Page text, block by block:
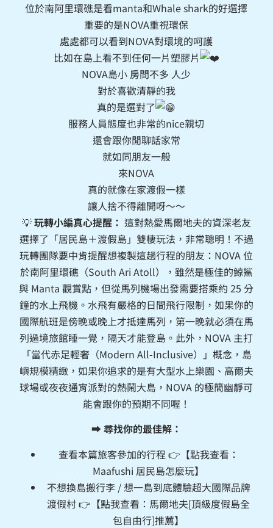
位於南阿里環礁是看manta和Whale shark的好選擇
重要的是NOVA重視環保
處處都可以看到NOVA對環境的呵護
比如在島上看不到任何一片塑膠片
NOVA島小 房間不多 人少
對於喜歡清靜的我
真的是選對了
服務人員態度也非常的nice親切
還會跟你閒聊話家常
就如同朋友一般
來NOVA
真的就像在家渡假一樣
讓人捨不得離開呀～～
💡玩轉小編真心提醒： 這對熱愛馬爾地夫的資深老友
選擇了「居民島＋渡假島」雙棲玩法，非常聰明！不過
玩轉團隊要中肯提醒想複製這趟行程的朋友：NOVA 位
於南阿里環礁（South Ari Atoll），雖然是極佳的鯨鯊
與 Manta 觀賞點，但從馬列機場出發需要搭乘約 25 分
鐘的水上飛機。水飛有嚴格的日間飛行限制，如果你的
國際航班是傍晚或晚上才抵達馬列，第一晚就必須在馬
列過境旅館睡一覺，隔天才能登島。此外，NOVA 主打
「當代赤足輕奢（Modern All-Inclusive）」概念，島
嶼規模精緻，如果你追求的是有大型水上樂園、高爾夫
球場或夜夜通宵派對的熱鬧大島，NOVA 的極簡幽靜可
能會跟你的預期不同喔！
➡️尋找你的最佳解：
查看本篇旅客參加的行程 👉【點我查看：
Maafushi 居民島怎麼玩】
不想換島搬行李 / 想一島到底體驗超大國際品牌
渡假村 👉【點我查看： 馬爾地夫[頂級度假島全
包自由行]推薦】